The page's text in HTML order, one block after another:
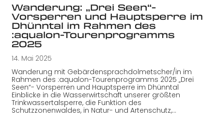
Wanderung: „Drei Seen“-
Vorsperren und Hauptsperre im
Dhünntal im Rahmen des
:aqualon-Tourenprogramms
2025
14. Mai 2025
Wanderung mit Gebärdensprachdolmetscher/in im
Rahmen des :aqualon-Tourenprogramms 2025 „Drei
Seen“- Vorsperren und Hauptsperre im Dhünntal
Einblicke in die Wasserwirtschaft unserer größten
Trinkwassertalsperre, die Funktion des
Schutzzonenwaldes, in Natur- und Artenschutz,…